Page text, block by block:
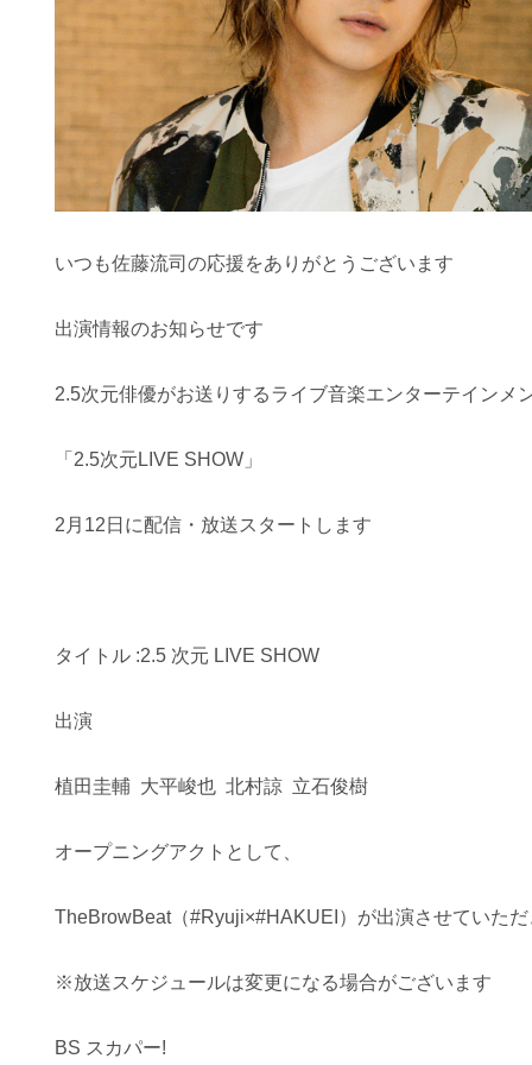
いつも佐藤流司の応援をありがとうございます
出演情報のお知らせです
2.5次元俳優がお送りするライブ音楽エンターテインメ
「2.5次元LIVE SHOW」
2月12日に配信・放送スタートします
タイトル :2.5 次元 LIVE SHOW
出演
植田圭輔 大平峻也 北村諒 立石俊樹
オープニングアクトとして、
TheBrowBeat（#Ryuji×#HAKUEI）が出演させていた
※放送スケジュールは変更になる場合がございます
BS スカパー!